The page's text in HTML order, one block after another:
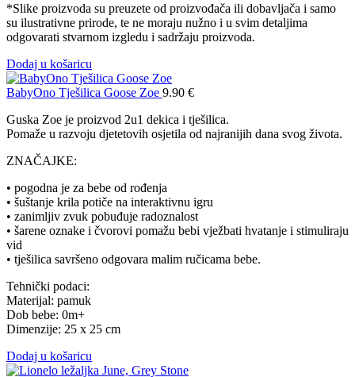
*Slike proizvoda su preuzete od proizvođača ili dobavljača i samo
su ilustrativne prirode, te ne moraju nužno i u svim detaljima
odgovarati stvarnom izgledu i sadržaju proizvoda.
Dodaj u košaricu
BabyOno Tješilica Goose Zoe 9.90 €
Guska Zoe je proizvod 2u1 dekica i tješilica.
Pomaže u razvoju djetetovih osjetila od najranijih dana svog života.
ZNAČAJKE:
• pogodna je za bebe od rođenja
• šuštanje krila potiče na interaktivnu igru
• zanimljiv zvuk pobuđuje radoznalost
• šarene oznake i čvorovi pomažu bebi vježbati hvatanje i stimuliraju
vid
• tješilica savršeno odgovara malim ručicama bebe.
Tehnički podaci:
Materijal: pamuk
Dob bebe: 0m+
Dimenzije: 25 x 25 cm
Dodaj u košaricu